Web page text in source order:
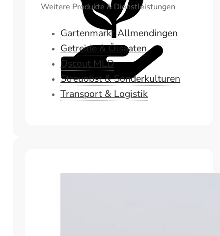
Weitere Produkte & Dienstleistungen
Gartenmarkt Allmendingen
Getreide & Ölsaaten
Qscout MLD
Streuobst & Sonderkulturen
Transport & Logistik